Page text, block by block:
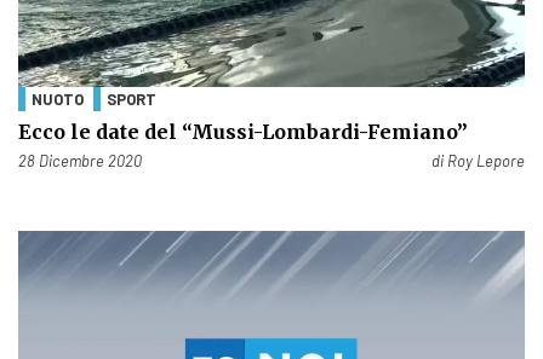
NUOTO SPORT
Ecco le date del “Mussi-Lombardi-Femiano”
Pubblicato il
28 Dicembre 2020 di Roy Lepore